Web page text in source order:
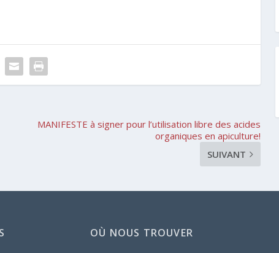
MANIFESTE à signer pour l’utilisation libre des acides
organiques en apiculture!
SUIVANT
OÙ NOUS TROUVER